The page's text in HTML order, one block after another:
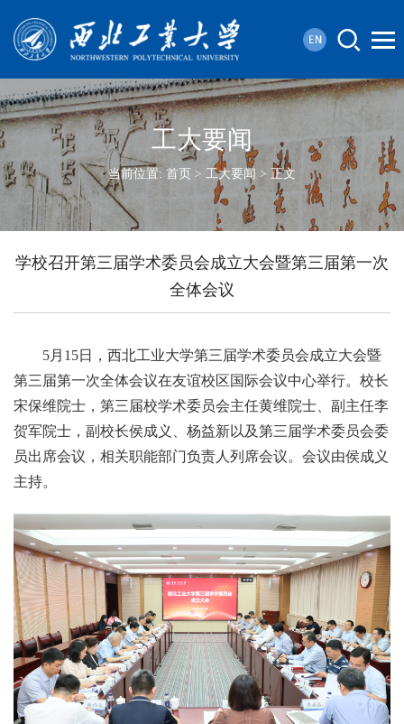
工大要闻
当前位置: 首页 > 工大要闻 > 正文
学校召开第三届学术委员会成立大会暨第三届第一次
全体会议
5月15日，西北工业大学第三届学术委员会成立大会暨
第三届第一次全体会议在友谊校区国际会议中心举行。校长
宋保维院士，第三届校学术委员会主任黄维院士、副主任李
贺军院士，副校长侯成义、杨益新以及第三届学术委员会委
员出席会议，相关职能部门负责人列席会议。会议由侯成义
主持。